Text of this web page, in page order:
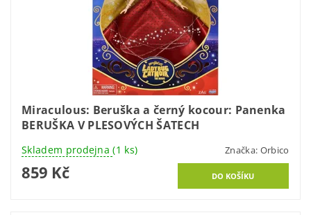
Miraculous: Beruška a černý kocour: Panenka
BERUŠKA V PLESOVÝCH ŠATECH
Skladem prodejna(1 ks) Značka: Orbico
859 Kč